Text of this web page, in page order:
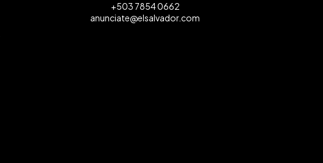
+503 7854 0662
anunciate@elsalvador.com